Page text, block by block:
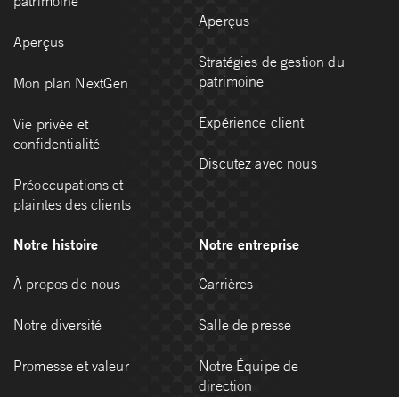
Aperçus
Mon plan NextGen
Vie privée et
confidentialité
Préoccupations et
plaintes des clients
Aperçus
Stratégies de gestion du
patrimoine
Expérience client
Discutez avec nous
Notre histoire
À propos de nous
Notre diversité
Promesse et valeur
Notre entreprise
Carrières
Salle de presse
Notre Équipe de
direction